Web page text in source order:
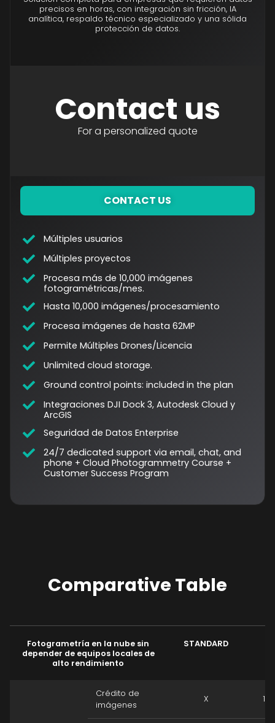
precisos en horas, con integración sin fricción, IA
analítica, respaldo técnico especializado y una sólida
protección de datos.
Contact us
For a personalized quote
CONTACT US
Múltiples usuarios
Múltiples proyectos
Procesa más de 10,000 imágenes
fotogramétricas/mes.
Hasta 10,000 imágenes/procesamiento
Procesa imágenes de hasta 62MP
Permite Múltiples Drones/Licencia
Unlimited cloud storage.
Ground control points: included in the plan
Integraciones DJI Dock 3, Autodesk Cloud y
ArcGIS
Seguridad de Datos Enterprise
24/7 dedicated support via email, chat, and
phone + Cloud Photogrammetry Course +
Customer Success Program
Comparative Table
Fotogrametría en la nube sin
depender de equipos locales de
alto rendimiento
STANDARD
Crédito de
imágenes
X